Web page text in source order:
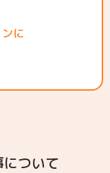
に
ついて